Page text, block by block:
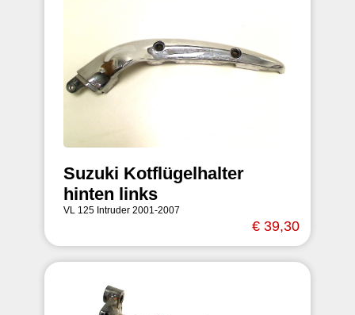
Suzuki Kotflügelhalter
hinten links
VL 125 Intruder 2001-2007
€ 39,30